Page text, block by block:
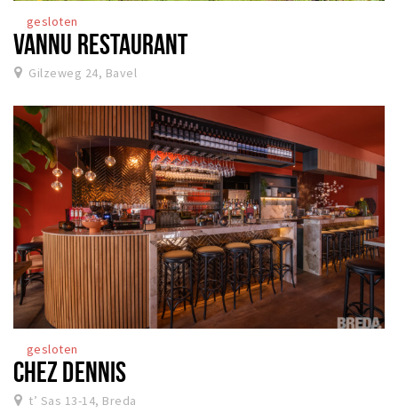
gesloten
VANNU RESTAURANT
Gilzeweg 24, Bavel
gesloten
CHEZ DENNIS
t’ Sas 13-14, Breda